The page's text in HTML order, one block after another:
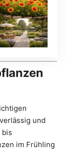
und
bis
im Frühling